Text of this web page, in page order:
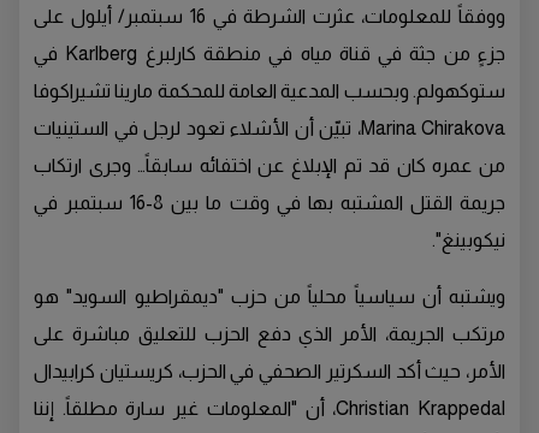
ووفقاً للمعلومات، عثرت الشرطة في 16 سبتمبر/ أيلول على
جزءٍ من جثة في قناة مياه في منطقة كارلبرغ Karlberg في
ستوكهولم. وبحسب المدعية العامة للمحكمة مارينا تشيراكوفا
Marina Chirakova، تبيّن أن الأشلاء تعود لرجل في الستينيات
من عمره كان قد تم الإبلاغ عن اختفائه سابقاً… وجرى ارتكاب
جريمة القتل المشتبه بها في وقت ما بين 8-16 سبتمبر في
نيكوبينغ".
ويشتبه أن سياسياً محلياً من حزب "ديمقراطيو السويد" هو
مرتكب الجريمة، الأمر الذي دفع الحزب للتعليق مباشرة على
الأمر، حيث أكد السكرتير الصحفي في الحزب، كريستيان كرابيدال
Christian Krappedal، أن "المعلومات غير سارة مطلقاً. إننا